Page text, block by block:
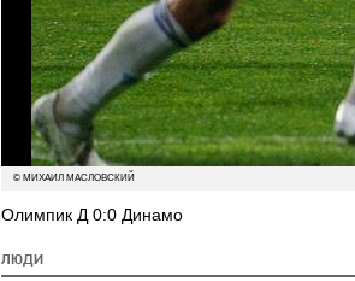
© МИХАИЛ МАСЛОВСКИЙ
Олимпик Д 0:0 Динамо
ЛЮДИ